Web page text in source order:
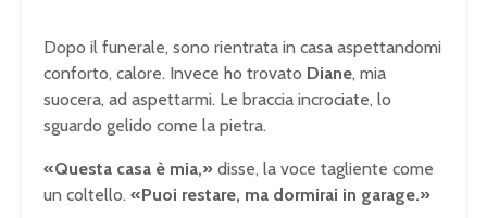
Dopo il funerale, sono rientrata in casa aspettandomi
conforto, calore. Invece ho trovato Diane, mia
suocera, ad aspettarmi. Le braccia incrociate, lo
sguardo gelido come la pietra.
«Questa casa è mia,» disse, la voce tagliente come
un coltello. «Puoi restare, ma dormirai in garage.»